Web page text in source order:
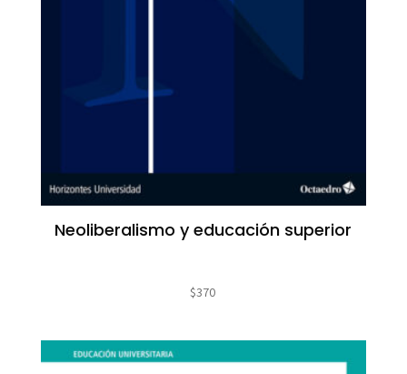
Neoliberalismo y educación superior
$370